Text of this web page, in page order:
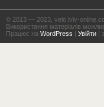
© 2013 — 2023, velo.lviv-
Використання матеріалів
Працює на WordPress | Увійти |